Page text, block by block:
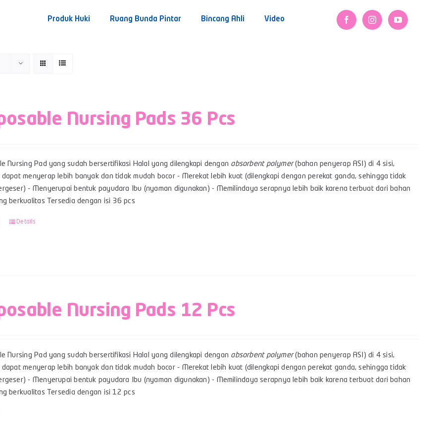
Produk Huki Ruang Bunda Pintar Bincang Ahli Video
Nursing Pads 36 Pcs
Nursing Pad yang sudah bersertifikasi Halal yang dilengkapi dengan absorbent polymer(bahan penyerap ASI) di 4 sisi,
dapat menyerap lebih banyak dan tidak mudah bocor - Merekat lebih kuat (dilengkapi dengan perekat ganda, sehingga tidak
- Menyerupai bentuk payudara Ibu (nyaman digunakan) - Memilindaya serapnya lebih baik karena terbuat dari bahan
berkualitas Tersedia dengan isi 36 pcs
Details
Nursing Pads 12 Pcs
Nursing Pad yang sudah bersertifikasi Halal yang dilengkapi dengan absorbent polymer(bahan penyerap ASI) di 4 sisi,
dapat menyerap lebih banyak dan tidak mudah bocor - Merekat lebih kuat (dilengkapi dengan perekat ganda, sehingga tidak
- Menyerupai bentuk payudara Ibu (nyaman digunakan) - Memilindaya serapnya lebih baik karena terbuat dari bahan
berkualitas Tersedia dengan isi 12 pcs